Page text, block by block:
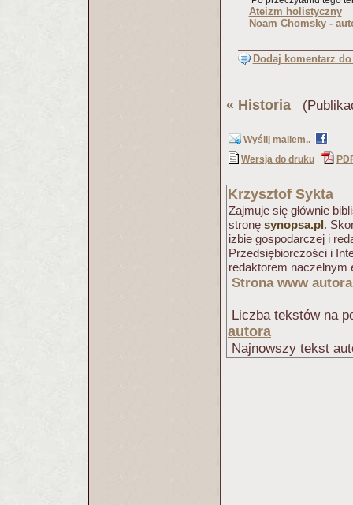
Ateizm holistyczny
Noam Chomsky -
Dodaj komentarz
« Historia
Wyślij mailem..
Wersja do druku
Krzysztof Sykta
Zajmuje się głównie
stronę synopsa.pl.
izbie gospodarczej i
Przedsiębiorczości i
redaktorem naczelnym
Strona www autora
Liczba tekstów na
autora
Najnowszy tekst